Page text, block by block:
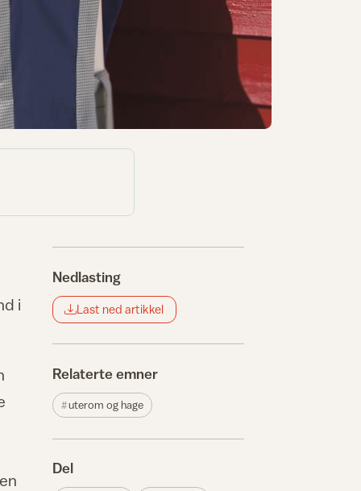
i
Nedlasting
Last ned artikkel
Relaterte emner
uterom og hage
Del